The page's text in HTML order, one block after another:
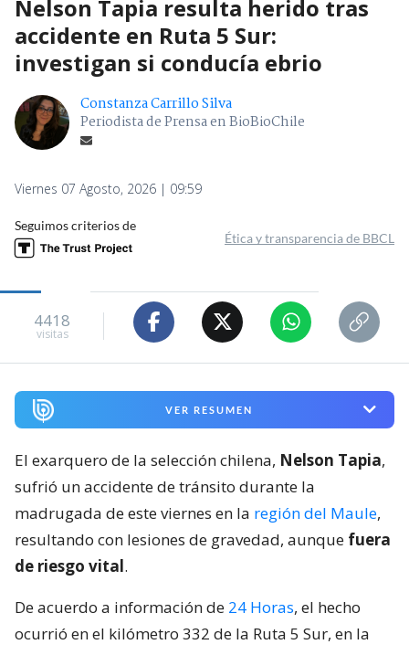
Nelson Tapia resulta herido tras
accidente en Ruta 5 Sur:
investigan si conducía ebrio
Constanza Carrillo Silva
Periodista de Prensa en BioBioChile
Viernes 07 Agosto, 2026 | 09:59
Seguimos criterios de
Ética y transparencia de BBCL
4418
visitas
VER RESUMEN
El exarquero de la selección chilena, Nelson Tapia,
sufrió un accidente de tránsito durante la
madrugada de este viernes en la región del Maule,
resultando con lesiones de gravedad, aunque fuera
de riesgo vital.
De acuerdo a información de 24 Horas, el hecho
ocurrió en el kilómetro 332 de la Ruta 5 Sur, en la